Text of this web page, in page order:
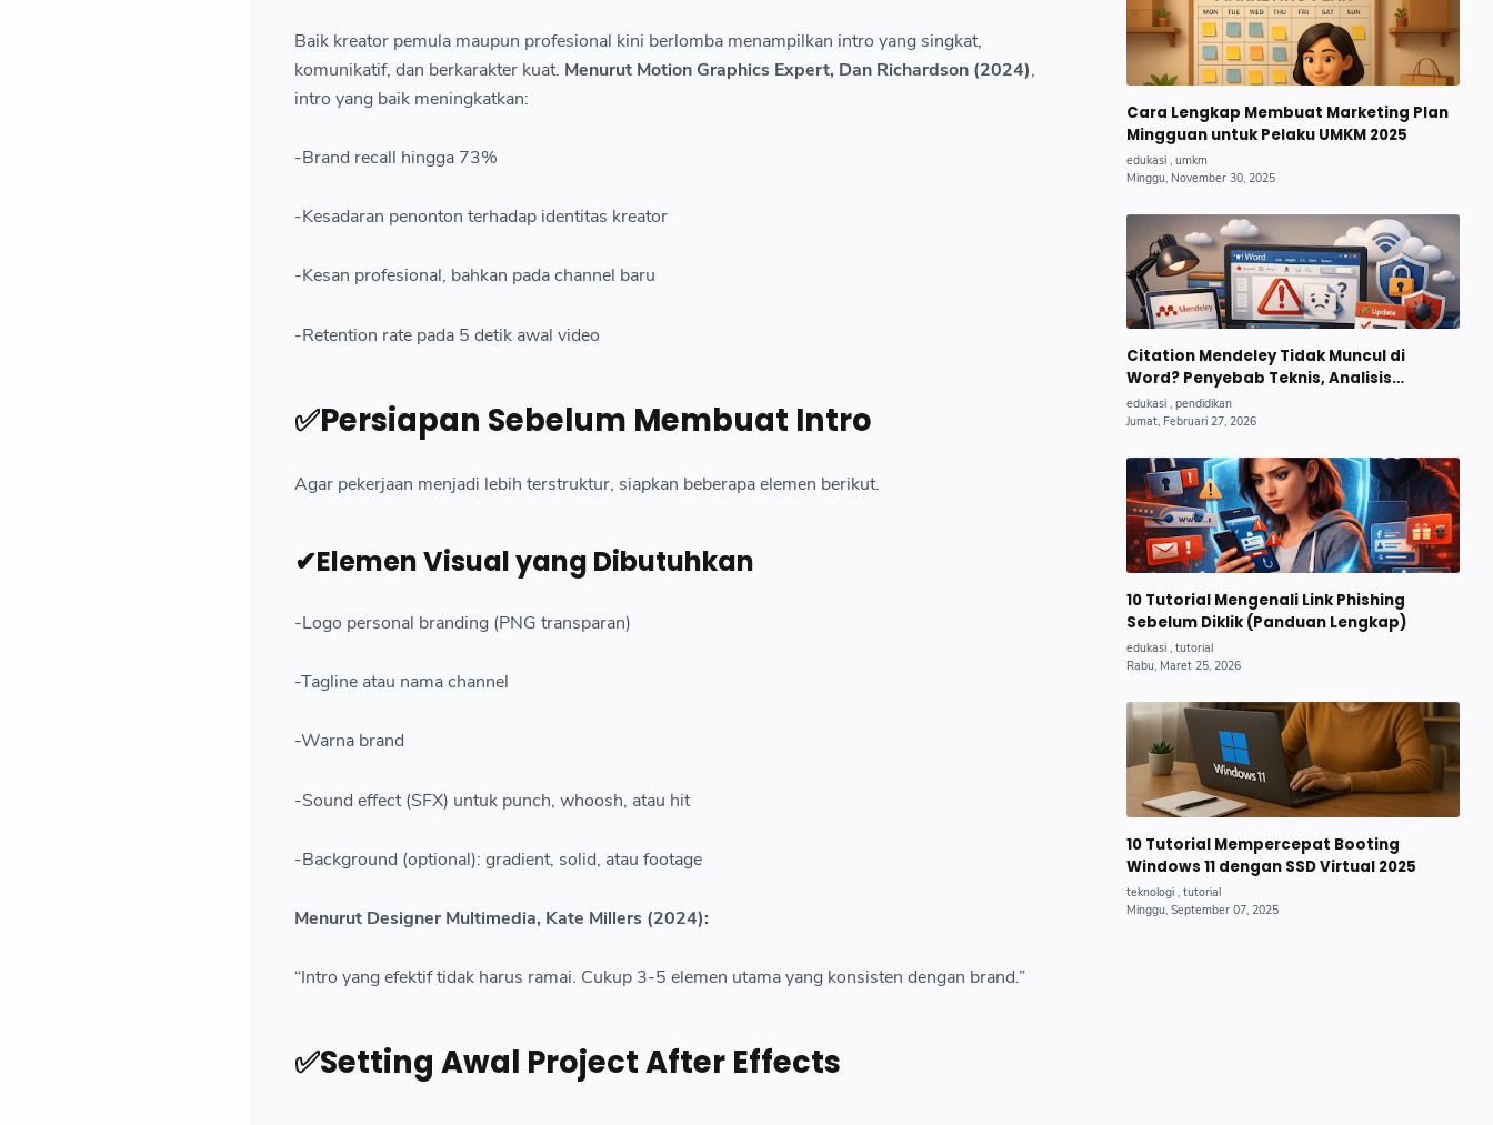
Baik kreator pemula maupun profesional kini berlomba menampilkan intro yang singkat,
komunikatif, dan berkarakter kuat. Menurut Motion Graphics Expert, Dan Richardson (2024),
intro yang baik meningkatkan:
-Brand recall hingga 73%
-Kesadaran penonton terhadap identitas kreator
-Kesan profesional, bahkan pada channel baru
-Retention rate pada 5 detik awal video
✅Persiapan Sebelum Membuat Intro
Agar pekerjaan menjadi lebih terstruktur, siapkan beberapa elemen berikut.
✔Elemen Visual yang Dibutuhkan
-Logo personal branding (PNG transparan)
-Tagline atau nama channel
-Warna brand
-Sound effect (SFX) untuk punch, whoosh, atau hit
-Background (optional): gradient, solid, atau footage
Menurut Designer Multimedia, Kate Millers (2024):
“Intro yang efektif tidak harus ramai. Cukup 3-5 elemen utama yang konsisten dengan brand.”
✅Setting Awal Project After Effects
Cara Lengkap Membuat Marketing Plan
Mingguan untuk Pelaku UMKM 2025
Citation Mendeley Tidak Muncul di
Word? Penyebab Teknis, Analisis
Mendalam, dan Solusi Lengkap.
10 Tutorial Mengenali Link Phishing
Sebelum Diklik (Panduan Lengkap)
10 Tutorial Mempercepat Booting
Windows 11 dengan SSD Virtual 2025